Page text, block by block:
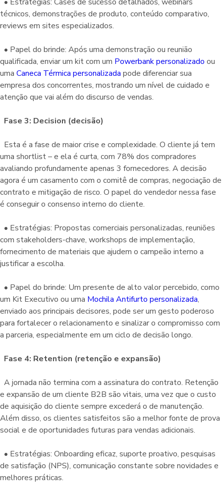
técnicos, demonstrações de produto, conteúdo comparativo,
reviews em sites especializados.
• Papel do brinde: Após uma demonstração ou reunião
qualificada, enviar um kit com um Powerbank personalizado ou
uma Caneca Térmica personalizada pode diferenciar sua
empresa dos concorrentes, mostrando um nível de cuidado e
atenção que vai além do discurso de vendas.
Fase 3: Decision (decisão)
Esta é a fase de maior crise e complexidade. O cliente já tem
uma shortlist – e ela é curta, com 78% dos compradores
avaliando profundamente apenas 3 fornecedores. A decisão
agora é um casamento com o comitê de compras, negociação de
contrato e mitigação de risco. O papel do vendedor nessa fase
é conseguir o consenso interno do cliente.
• Estratégias: Propostas comerciais personalizadas, reuniões
com stakeholders-chave, workshops de implementação,
fornecimento de materiais que ajudem o campeão interno a
justificar a escolha.
• Papel do brinde: Um presente de alto valor percebido, como
um Kit Executivo ou uma Mochila Antifurto personalizada,
enviado aos principais decisores, pode ser um gesto poderoso
para fortalecer o relacionamento e sinalizar o compromisso com
a parceria, especialmente em um ciclo de decisão longo.
Fase 4: Retention (retenção e expansão)
A jornada não termina com a assinatura do contrato. Retenção
e expansão de um cliente B2B são vitais, uma vez que o custo
de aquisição do cliente sempre excederá o de manutenção.
Além disso, os clientes satisfeitos são a melhor fonte de prova
social e de oportunidades futuras para vendas adicionais.
• Estratégias: Onboarding eficaz, suporte proativo, pesquisas
de satisfação (NPS), comunicação constante sobre novidades e
melhores práticas.